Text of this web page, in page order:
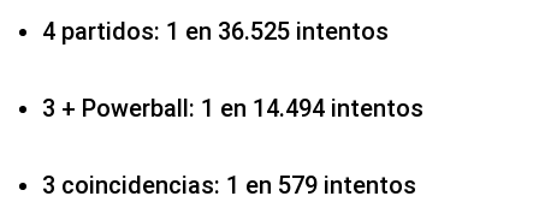
4 partidos: 1 en 36.525 intentos
3 + Powerball: 1 en 14.494 intentos
3 coincidencias: 1 en 579 intentos